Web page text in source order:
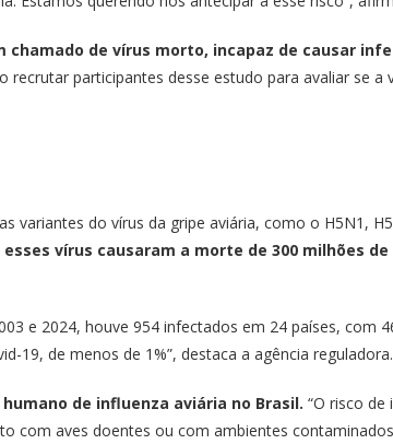
de vírus morto, incapaz de causar
participantes desse estudo para avaliar se a
variantes do vírus da gripe aviária, como o H5N1,
esses vírus causaram a morte de 300 milhões
e 2024, houve 954 infectados em 24 países, com
19, de menos de 1%”, destaca a agência reguladora.
de influenza aviária no Brasil. “O risco
com aves doentes ou com ambientes